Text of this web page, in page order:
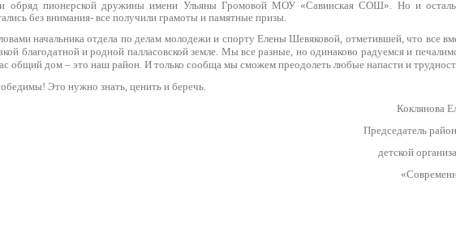
и обряд пионерской дружины имени Ульяны Громовой МОУ «Савинская СОШ». Но и
без внимания- все получили грамоты и памятные призы.
начальника отдела по делам молодежи и спорту Елены Шевяковой, отметившей, что все
благодатной и родной палласовской земле. Мы все разные, но одинаково радуемся и
общий дом – это наш район. И только сообща мы сможем преодолеть любые напасти и
Это нужно знать, ценить и беречь.
Коклянова
Председатель
детской